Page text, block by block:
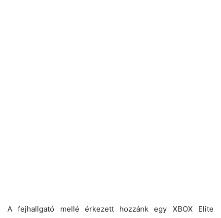
A fejhallgató mellé érkezett hozzánk egy XBOX Elite